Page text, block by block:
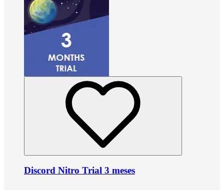
Discord Nitro Trial 3 meses